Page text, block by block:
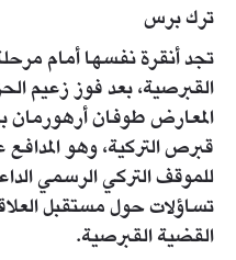
ترك برس
تجد أنقرة نفسها أمام
القبرصية، بعد فوز زعيم
المعارض طوفان
قبرص التركية، وهو المدافع
للموقف التركي الرسمي
تساؤلات حول مستقبل
القضية القبرصية.